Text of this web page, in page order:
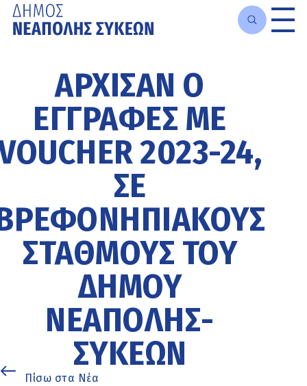
περιεχόμενοΆΡΧΙΣΑΝ Ο
ΕΓΓΡΑΦΈΣ ΜΕ
2023-24,
ΣΕ
ΣΤΑΘΜΟΎΣ ΤΟΥ
ΔΉΜΟΥ
ΝΕΆΠΟΛΗΣ-
ΣΥΚΕΏΝ
Πίσω στα Νέα